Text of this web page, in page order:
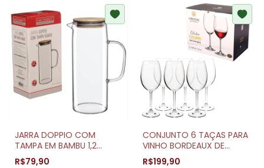
JARRA DOPPIO COM
TAMPA EM BAMBU 1,2
LITROS
R$79,90
CONJUNTO 6 TAÇAS PARA
VINHO BORDEAUX DE
CRISTAL GASTRO 580ML
R$199,90